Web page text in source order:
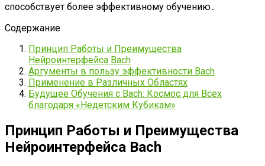
способствует более эффективному обучению․
Содержание
Принцип Работы и Преимущества
Нейроинтерфейса Bach
Аргументы в пользу эффективности Bach
Применение в Различных Областях
Будущее Обучения с Bach: Космос для Всех
благодаря «Недетским Кубикам»
Принцип Работы и Преимущества
Нейроинтерфейса Bach